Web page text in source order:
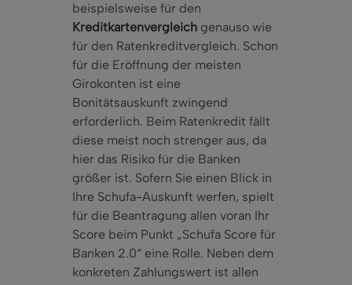
beispielsweise für den
Kreditkartenvergleich genauso wie
für den Ratenkreditvergleich. Schon
für die Eröffnung der meisten
Girokonten ist eine
Bonitätsauskunft zwingend
erforderlich. Beim Ratenkredit fällt
diese meist noch strenger aus, da
hier das Risiko für die Banken
größer ist. Sofern Sie einen Blick in
Ihre Schufa-Auskunft werfen, spielt
für die Beantragung allen voran Ihr
Score beim Punkt „Schufa Score für
Banken 2.0“ eine Rolle. Neben dem
konkreten Zahlungswert ist allen